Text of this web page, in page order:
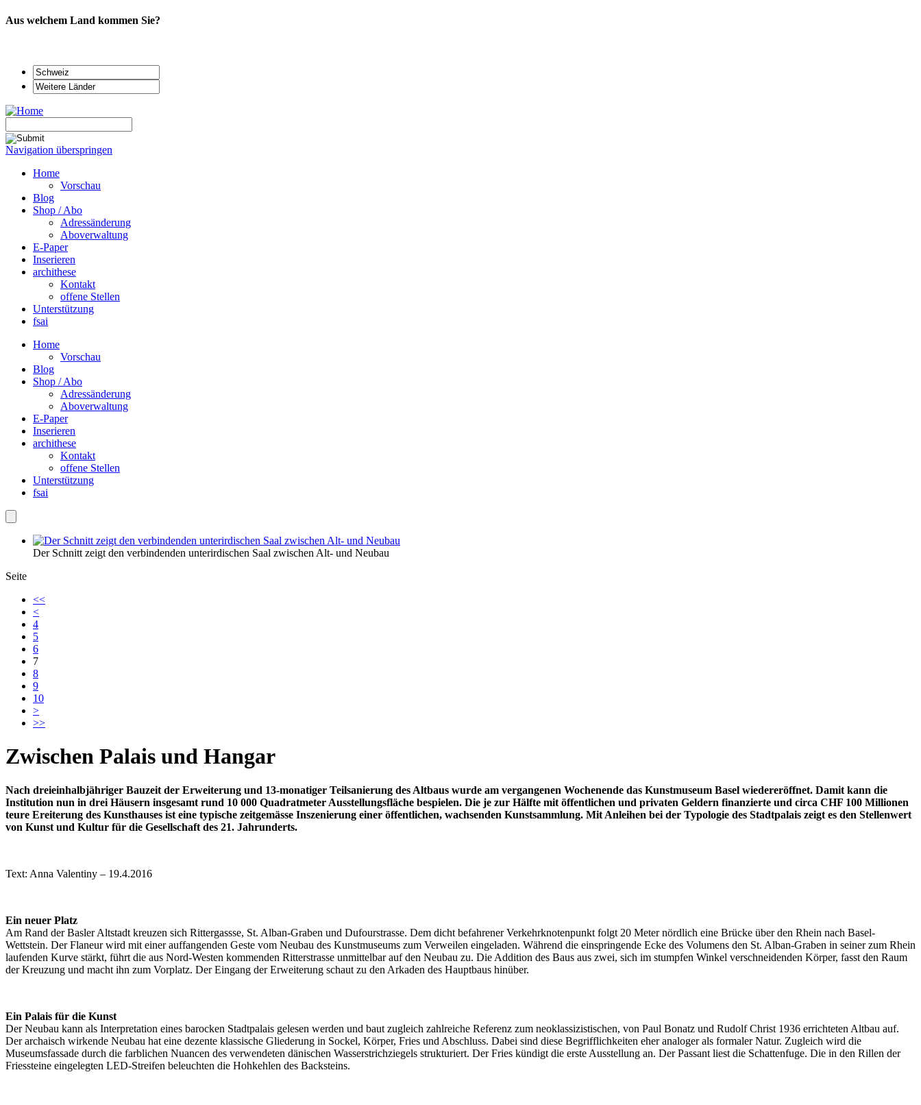
Aus welchem Land kommen Sie?
Navigation überspringen
Home
Vorschau
Blog
Shop / Abo
Adressänderung
Aboverwaltung
E-Paper
Inserieren
archithese
Kontakt
offene Stellen
Unterstützung
fsai
Home
Vorschau
Blog
Shop / Abo
Adressänderung
Aboverwaltung
E-Paper
Inserieren
archithese
Kontakt
offene Stellen
Unterstützung
fsai
Der Schnitt zeigt den verbindenden unterirdischen Saal zwischen Alt- und Neubau
Seite
<<
<
4
5
6
7
8
9
10
>
>>
Zwischen Palais und Hangar
Nach dreieinhalbjähriger Bauzeit der Erweiterung und 13-monatiger Teilsanierung des Altbaus wurde am vergangenen Wochenende das Kunstmuseum Basel wiedereröffnet. Damit kann die
Institution nun in drei Häusern insgesamt rund 10 000 Quadratmeter Ausstellungsfläche bespielen. Die je zur Hälfte mit öffentlichen und privaten Geldern finanzierte und circa CHF 100 Millionen
teure Ereiterung des Kunsthauses ist eine typische zeitgemässe Inszenierung einer öffentlichen, wachsenden Kunstsammlung. Mit Anleihen bei der Typologie des Stadtpalais zeigt es den Stellenwert
von Kunst und Kultur für die Gesellschaft des 21. Jahrunderts.
Text: Anna Valentiny – 19.4.2016
Ein neuer Platz
Am Rand der Basler Altstadt kreuzen sich Rittergassse, St. Alban-Graben und Dufourstrasse. Dem dicht befahrener Verkehrknotenpunkt folgt 20 Meter nördlich eine Brücke über den Rhein nach Basel-
Wettstein. Der Flaneur wird mit einer auffangenden Geste vom Neubau des Kunstmuseums zum Verweilen eingeladen. Während die einspringende Ecke des Volumens den St. Alban-Graben in seiner zum Rhein
laufenden Kurve stärkt, führt die aus Nord-Westen kommenden Ritterstrasse unmittelbar auf den Neubau zu. Die Addition des Baus aus zwei, sich im stumpfen Winkel verschneidenden Körper, fasst den Raum
der Kreuzung und macht ihn zum Vorplatz. Der Eingang der Erweiterung schaut zu den Arkaden des Hauptbaus hinüber.
Ein Palais für die Kunst
Der Neubau kann als Interpretation eines barocken Stadtpalais gelesen werden und baut zugleich zahlreiche Referenz zum neoklassizistischen, von Paul Bonatz und Rudolf Christ 1936 errichteten Altbau auf.
Der archaisch wirkende Neubau hat eine dezente klassische Gliederung in Sockel, Körper, Fries und Abschluss. Dabei sind diese Begrifflichkeiten eher analoger als formaler Natur. Zugleich wird die
Museumsfassade durch die farblichen Nuancen des verwendeten dänischen Wasserstrichziegels strukturiert. Der Fries kündigt die erste Ausstellung an. Der Passant liest die Schattenfuge. Die in den Rillen der
Friessteine eingelegten LED-Streifen beleuchten die Hohkehlen des Backsteins.